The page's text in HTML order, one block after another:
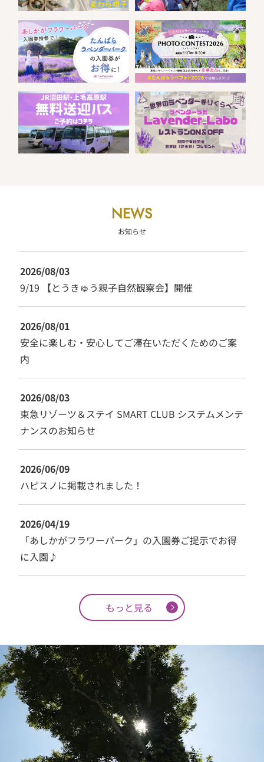
NEWS
お知らせ
2026/08/03
9/19 【とうきゅう親子自然観察会】開催
2026/08/01
安全に楽しむ・安心してご滞在いただくためのご案
内
2026/08/03
東急リゾーツ＆ステイ SMART CLUB システムメンテ
ナンスのお知らせ
2026/06/09
ハピスノに掲載されました！
2026/04/19
「あしかがフラワーパーク」の入園券ご提示でお得
に入園♪
もっと見る